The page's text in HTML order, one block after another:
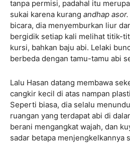
tanpa permisi, padahal itu
sukai karena kurang andhap asor.
bicara, dia menyemburkan liur
bergidik setiap kali melihat titik-
kursi, bahkan baju abi. Lelaki
berbeda dengan tamu-tamu abi
Lalu Hasan datang membawa
cangkir kecil di atas nampan
Seperti biasa, dia selalu
ruangan yang terdapat abi di
berani mengangkat wajah, dan
sadar betapa menjengkelkannya